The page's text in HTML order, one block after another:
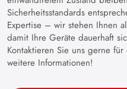
Sicherheitsstandards
Expertise – wir stehen Ihnen
damit Ihre Geräte dauerhaft
Kontaktieren Sie uns gerne
weitere Informationen!